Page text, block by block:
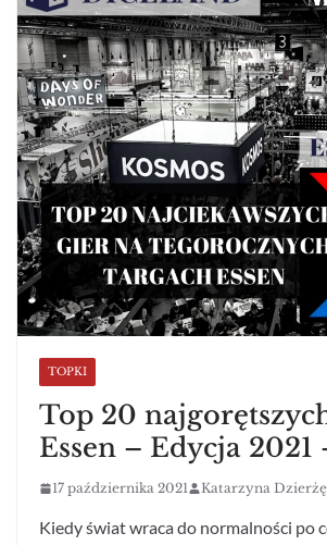
TOPKI
Top 20
Essen – Edycja 2021
17 października 2021 Katarzyna
Kiedy świat wraca do normalności po